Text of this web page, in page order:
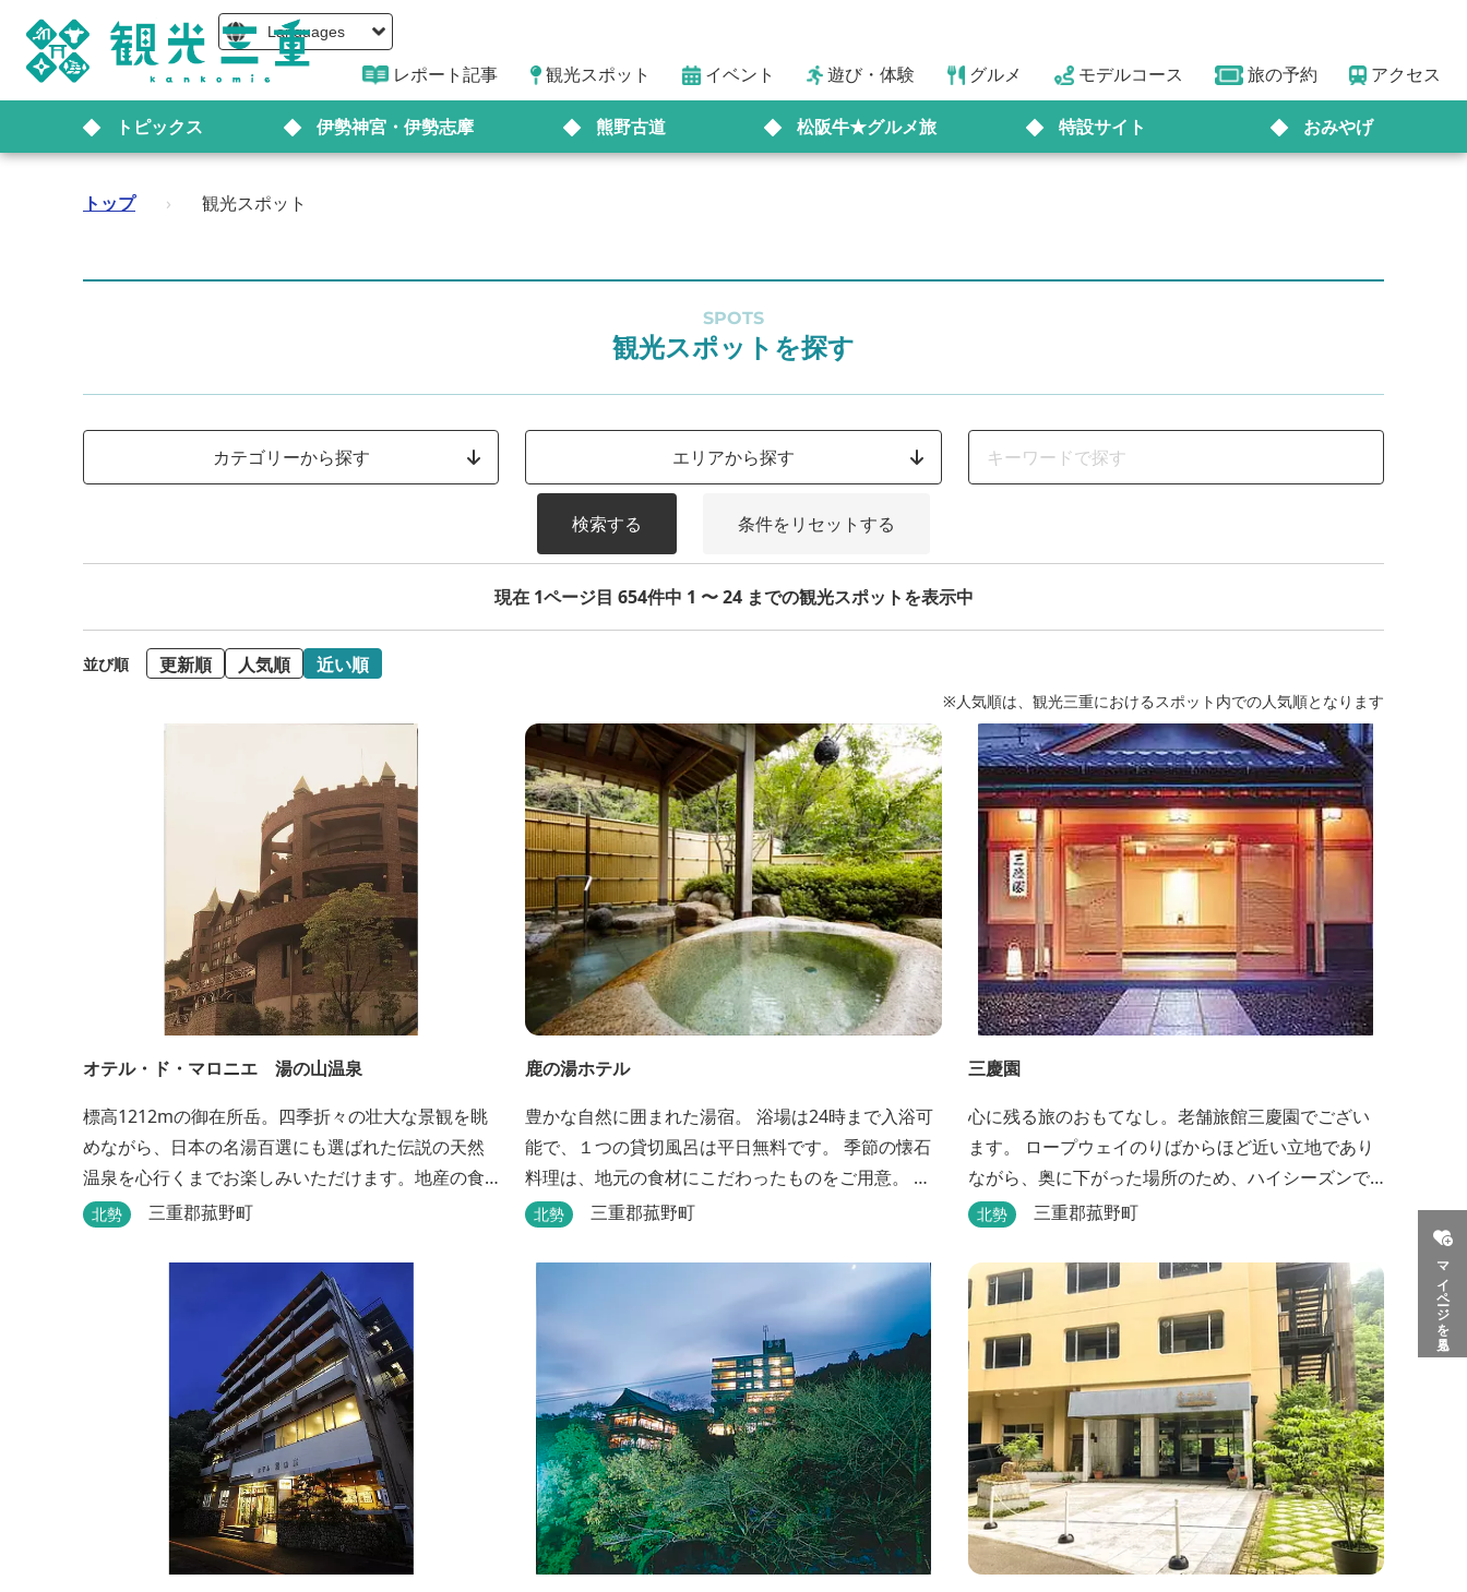
Languages
レポート記事 観光スポット イベント 遊び・体験 グルメ モデルコース 旅の予約 アクセス
トピックス 伊勢神宮・伊勢志摩 熊野古道 松阪牛★グルメ旅 特設サイト おみやげ
マイページを見る
トップ › 観光スポット
SPOTS
観光スポットを探す
カテゴリーから探す エリアから探す
検索する 条件をリセットする
現在 1ページ目 654件中 1 〜 24 までの観光スポットを表示中
並び順 更新順 人気順 近い順
※人気順は、観光三重におけるスポット内での人気順となります
オテル・ド・マロニエ 湯の山温泉
標高1212mの御在所岳。四季折々の壮大な景観を眺
めながら、日本の名湯百選にも選ばれた伝説の天然
温泉を心行くまでお楽しみいただけます。地産の食
材を中心としたお料理は創作会席もしくはお箸でも
け、会席・フレンチコースとも同じテーブルにてご
賞味いただけます。また館内やお食事は浴衣姿でお
楽しみいただけます。ゆったり、気軽に安心してい
ただける会員制リゾートホ...
北勢 三重郡菰野町
鹿の湯ホテル
豊かな自然に囲まれた湯宿。 浴場は24時まで入浴可
能で、１つの貸切風呂は平日無料です。 季節の懐石
料理は、地元の食材にこだわったものをご用意。 わ
んちゃんお預かり所の設備も充実です。 女将手作り
浴場の脱衣所に最新の高機能換気設備を導入いたし
北勢 三重郡菰野町
三慶園
心に残る旅のおもてなし。老舗旅館三慶園でござい
ます。 ロープウェイのりばからほど近い立地であり
ながら、奥に下がった場所のため、ハイシーズンで
も静かにゆったりとお過ごしいただけます。 自慢の
プウェイが望めます。季節ごとに表情を変える湯の
山の自然と対話しながら至極のひとときをどうぞ。
北勢 三重郡菰野町